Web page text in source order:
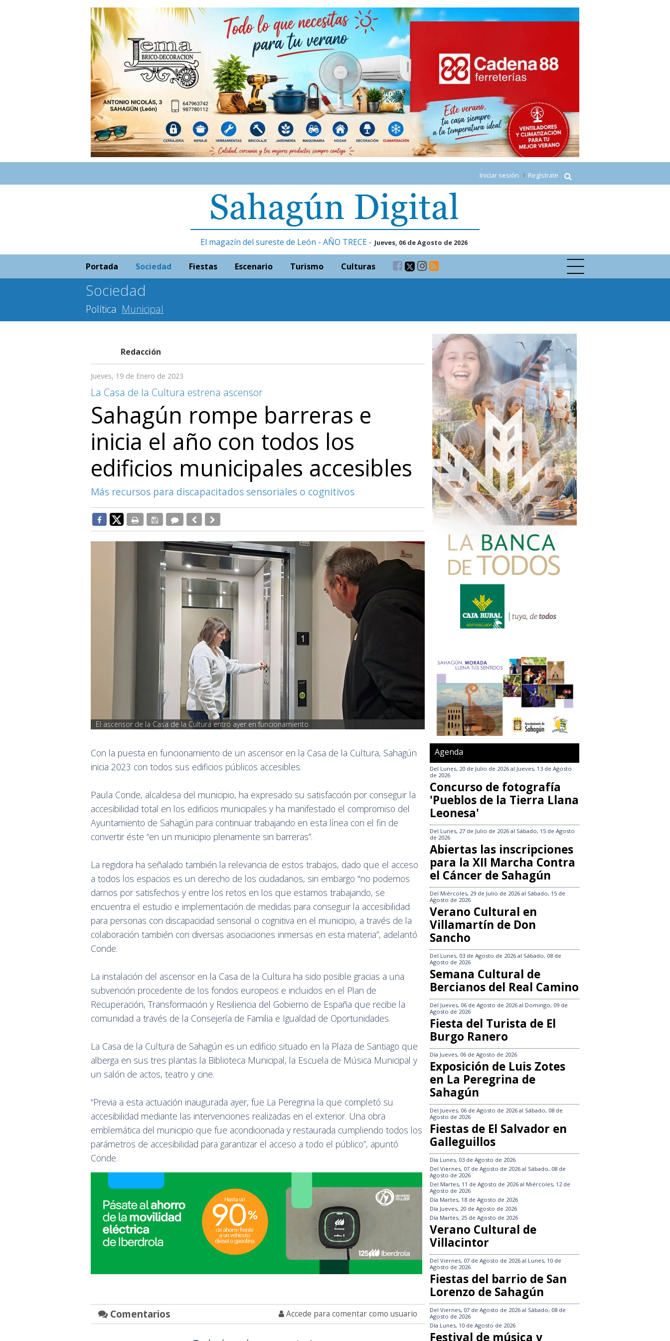
Iniciar sesión Regístrate
El magazín del sureste de León - AÑO TRECE - Jueves, 06 de Agosto de 2026
Portada Sociedad Fiestas Escenario Turismo Culturas
Sociedad
Política Municipal
Redacción
Jueves, 19 de Enero de 2023
La Casa de la Cultura estrena ascensor
Sahagún rompe barreras e
inicia el año con todos los
edificios municipales accesibles
Más recursos para discapacitados sensoriales o cognitivos
El ascensor de la Casa de la Cultura entró ayer en funcionamiento
Con la puesta en funcionamiento de un ascensor en la Casa de la Cultura, Sahagún
inicia 2023 con todos sus edificios públicos accesibles.
Paula Conde, alcaldesa del municipio, ha expresado su satisfacción por conseguir la
accesibilidad total en los edificios municipales y ha manifestado el compromiso del
Ayuntamiento de Sahagún para continuar trabajando en esta línea con el fin de
convertir éste “en un municipio plenamente sin barreras”.
La regidora ha señalado también la relevancia de estos trabajos, dado que el acceso
a todos los espacios es un derecho de los ciudadanos, sin embargo "no podemos
darnos por satisfechos y entre los retos en los que estamos trabajando, se
encuentra el estudio e implementación de medidas para conseguir la accesibilidad
para personas con discapacidad sensorial o cognitiva en el municipio, a través de la
colaboración también con diversas asociaciones inmersas en esta materia”, adelantó
Conde.
La instalación del ascensor en la Casa de la Cultura ha sido posible gracias a una
subvención procedente de los fondos europeos e incluidos en el Plan de
Recuperación, Transformación y Resiliencia del Gobierno de España que recibe la
comunidad a través de la Consejería de Familia e Igualdad de Oportunidades.
La Casa de la Cultura de Sahagún es un edificio situado en la Plaza de Santiago que
alberga en sus tres plantas la Biblioteca Municipal, la Escuela de Música Municipal y
un salón de actos, teatro y cine.
“Previa a esta actuación inaugurada ayer, fue La Peregrina la que completó su
accesibilidad mediante las intervenciones realizadas en el exterior. Una obra
emblemática del municipio que fue acondicionada y restaurada cumpliendo todos los
parámetros de accesibilidad para garantizar el acceso a todo el público”, apuntó
Conde.
Comentarios Accede para comentar como usuario
Agenda
Del Lunes, 20 de Julio de 2026 al Jueves, 13 de Agosto
de 2026
Concurso de fotografía
'Pueblos de la Tierra Llana
Leonesa'
Del Lunes, 27 de Julio de 2026 al Sábado, 15 de Agosto
de 2026
Abiertas las inscripciones
para la XII Marcha Contra
el Cáncer de Sahagún
Del Miércoles, 29 de Julio de 2026 al Sábado, 15 de
Agosto de 2026
Verano Cultural en
Villamartín de Don
Sancho
Del Lunes, 03 de Agosto de 2026 al Sábado, 08 de
Agosto de 2026
Semana Cultural de
Bercianos del Real Camino
Del Jueves, 06 de Agosto de 2026 al Domingo, 09 de
Agosto de 2026
Fiesta del Turista de El
Burgo Ranero
Día Jueves, 06 de Agosto de 2026
Exposición de Luis Zotes
en La Peregrina de
Sahagún
Del Jueves, 06 de Agosto de 2026 al Sábado, 08 de
Agosto de 2026
Fiestas de El Salvador en
Galleguillos
Día Lunes, 03 de Agosto de 2026
Del Viernes, 07 de Agosto de 2026 al Sábado, 08 de
Agosto de 2026
Del Martes, 11 de Agosto de 2026 al Miércoles, 12 de
Agosto de 2026
Día Martes, 18 de Agosto de 2026
Día Jueves, 20 de Agosto de 2026
Día Martes, 25 de Agosto de 2026
Verano Cultural de
Villacintor
Del Viernes, 07 de Agosto de 2026 al Lunes, 10 de
Agosto de 2026
Fiestas del barrio de San
Lorenzo de Sahagún
Del Viernes, 07 de Agosto de 2026 al Sábado, 08 de
Agosto de 2026
Día Lunes, 10 de Agosto de 2026
Festival de música y